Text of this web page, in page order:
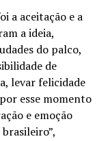
a aceitação e a
a ideia,
do palco,
de
levar felicidade
esse momento
e emoção